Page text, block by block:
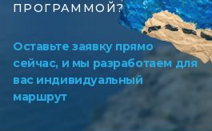
ПРОГРАММОЙ?
Оставьте заявку прямо
сейчас, и мы разработаем для
вас индивидуальный
маршрут